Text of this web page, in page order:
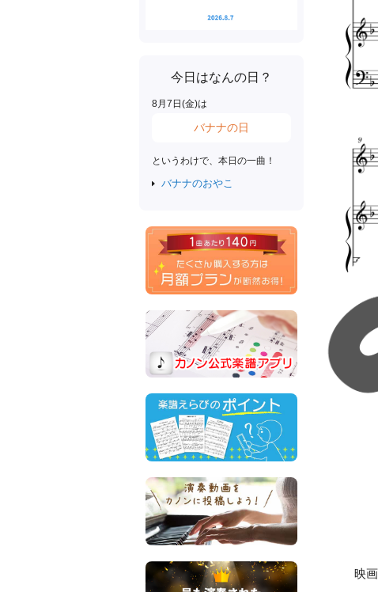
今日はなんの日？
8月 7 日(金)は
バナナの日
というわけで、本日の一曲！
バナナのおやこ
映